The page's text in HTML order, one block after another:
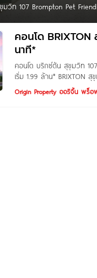
ท 107 Brompton Pet
งจาก BTS สถานีแบริ่ง เพียง
คอนโด
นาที*
คอนโด บริกซ์ตัน สุขุมวิท 107
เริ่ม 1.99 ล้าน* BRIXTON
เพียง 2 นาที* 1 นาที*
Origin Property ออริจิ้น พร็อ